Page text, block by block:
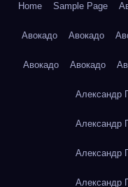
Home Sample Page
Авокадо Авокадо
Авокадо Авокадо
Александр
Александр
Александр
Александр